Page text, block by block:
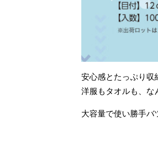
安心感とたっぷり収
洋服もタオルも、な
大容量で使い勝手バ